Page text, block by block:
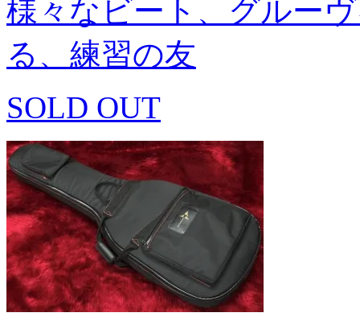
様々なビート、グルー
る、練習の友
SOLD OUT